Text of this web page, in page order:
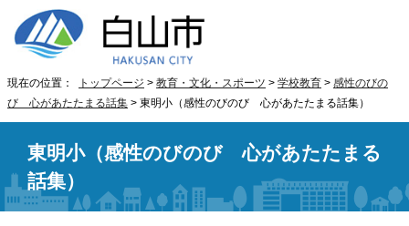
現在の位置： トップページ > 教育・文化・スポーツ > 学校教育 > 感性のびの
び 心があたたまる話集 > 東明小（感性のびのび 心があたたまる話集）
東明小（感性のびのび 心があたたまる
話集）